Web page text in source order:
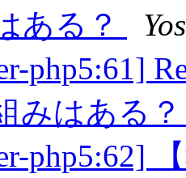
ある？
php5:61]
みはある
php5:62]